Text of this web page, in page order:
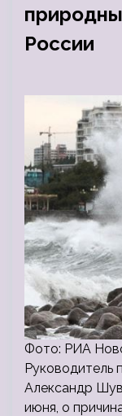
России
Фото: РИА
Руководитель
Александр
июня, о